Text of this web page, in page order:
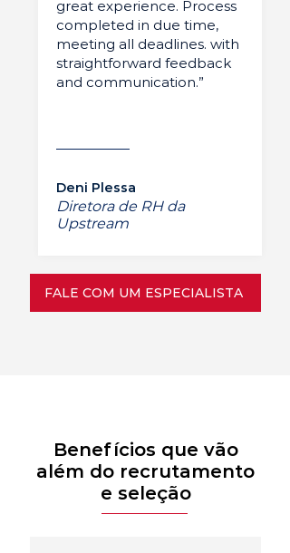
great experience. Process
completed in due time,
meeting all deadlines. with
straightforward feedback
and communication.”
Deni Plessa
Diretora de RH da
Upstream
FALE COM UM ESPECIALISTA
Benefícios que vão
além do recrutamento
e seleção